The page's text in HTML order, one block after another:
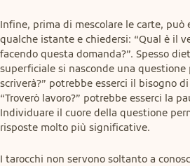
Infine, prima di mescolare le carte, può
qualche istante e chiedersi: “Qual è il
facendo questa domanda?”. Spesso
superficiale si nasconde una questione
scriverà?” potrebbe esserci il bisogno
“Troverò lavoro?” potrebbe esserci la
Individuare il cuore della questione
risposte molto più significative.
I tarocchi non servono soltanto a